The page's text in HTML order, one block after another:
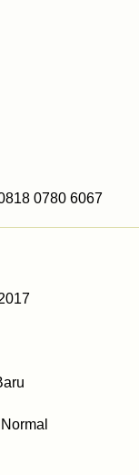
0780 6067